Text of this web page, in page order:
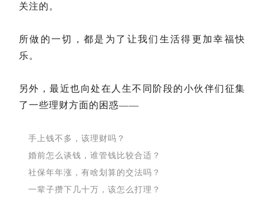
关注的。
所做的一切，都是为了让我们生活得更加幸福快
乐。
另外，最近也向处在人生不同阶段的小伙伴们征集
了一些理财方面的困惑——
手上钱不多，该理财吗？
婚前怎么谈钱，谁管钱比较合适？
社保年年涨，有啥划算的交法吗？
一辈子攒下几十万，该怎么打理？